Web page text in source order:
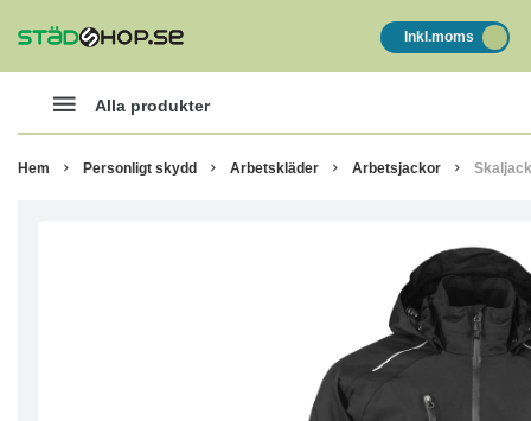
Inkl.moms
Alla produkter
Hem Personligt skydd Arbetskläder Arbetsjackor